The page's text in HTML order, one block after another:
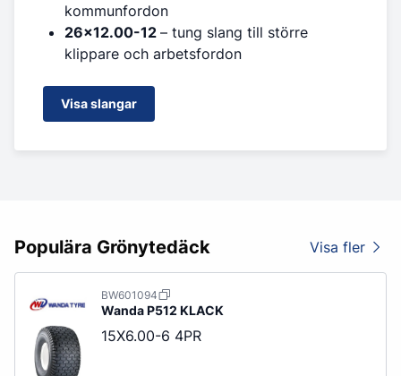
kommunfordon
26x12.00-12 – tung slang till större
klippare och arbetsfordon
Visa slangar
Populära Grönytedäck Visa fler
BW601094
WandaP512 KLACK
15X6.00-6 4PR